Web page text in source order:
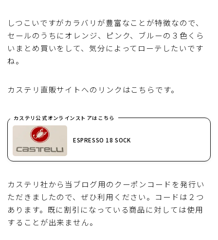
しつこいですがカラバリが豊富なことが特徴なので、
セールのうちにオレンジ、ピンク、ブルーの３色くら
いまとめ買いをして、気分によってローテしたいです
ね。
カステリ直販サイトへのリンクはこちらです。
カステリ公式オンラインストアはこちら
ESPRESSO 18 SOCK
カステリ社から当ブログ用のクーポンコードを発行い
ただきましたので、ぜひ利用ください。コードは２つ
あります。既に割引になっている商品に対しては使用
することが出来ません。